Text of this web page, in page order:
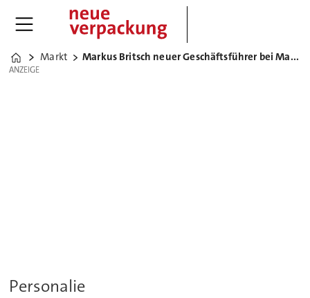
Home
Markt Markus Britsch neuer Geschäftsführer bei Marbach
ANZEIGE
ANZEIGE
Personalie